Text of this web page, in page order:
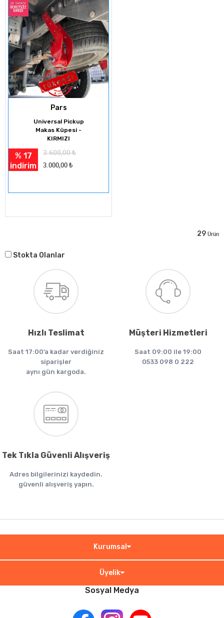
Pars
Universal Pickup
Makas Küpesi -
KIRMIZI
% 17
indirim
3.600,00₺
3.000,00 ₺
29 Ürün
Stokta Olanlar
Hızlı Teslimat
Saat 17:00’a kadar verdiğiniz
siparişler
aynı gün kargoda.
Müşteri Hizmetleri
Saat 09:00 ile 19:00
0533 098 0 222
Tek Tıkla Güvenli Alışveriş
Adres bilgilerinizi kaydedin.
güvenli alışveriş yapın.
Kurumsal
Üyelik
Sosyal Medya